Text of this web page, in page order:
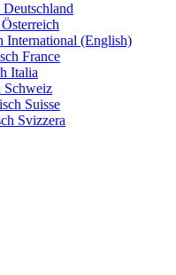
Deutschland
Österreich
International (English)
France
Italia
Schweiz
Suisse
Svizzera